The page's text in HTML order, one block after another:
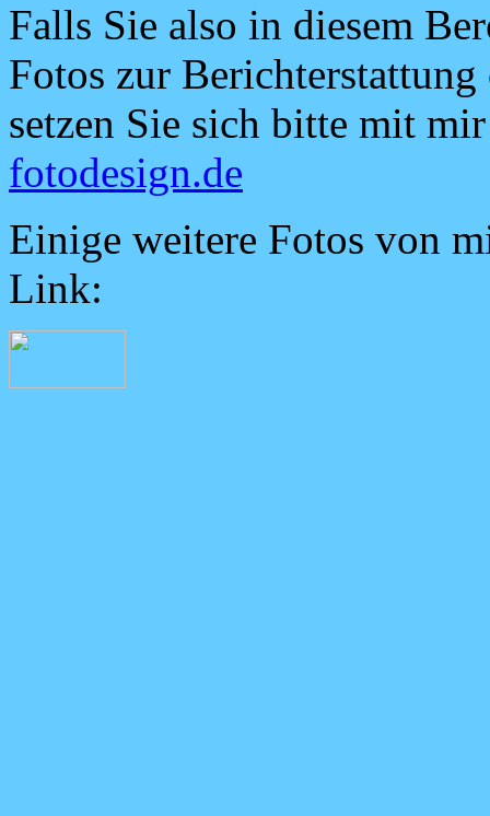
Falls Sie also in diesem
Fotos zur
setzen Sie sich bitte mit
fotodesign.de
Einige weitere Fotos von
Link: